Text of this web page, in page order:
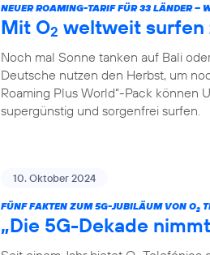
NEUER ROAMING-TARIF FÜR 33 LÄNDER –
Mit O2 weltweit surfen
Noch mal Sonne tanken auf Bali
Deutsche nutzen den Herbst, um
Roaming Plus World“-Pack können
supergünstig und sorgenfrei surfen.
10. Oktober 2024
FÜNF FAKTEN ZUM 5G-JUBILÄUM VON O2
„Die 5G-Dekade